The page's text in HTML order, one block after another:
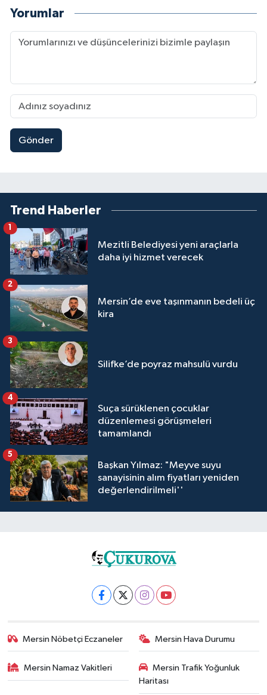
Yorumlar
Gönder
Trend Haberler
Mezitli Belediyesi yeni araçlarla
daha iyi hizmet verecek
1
Mersin’de eve taşınmanın bedeli üç
kira
2
Silifke’de poyraz mahsulü vurdu
3
Suça sürüklenen çocuklar
düzenlemesi görüşmeleri
tamamlandı
4
Başkan Yılmaz: "Meyve suyu
sanayisinin alım fiyatları yeniden
değerlendirilmeli''
5
Mersin Nöbetçi Eczaneler Mersin Hava Durumu
Mersin Namaz Vakitleri
Mersin Trafik Yoğunluk
Haritası